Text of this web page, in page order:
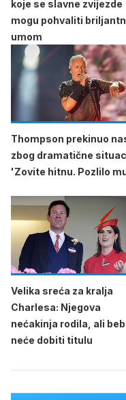
koje se slavne zvijezde
mogu pohvaliti
umom
Thompson prekinuo
zbog dramatične
'Zovite hitnu. Pozlilo
Velika sreća za kralja
Charlesa: Njegova
nećakinja rodila, ali
neće dobiti titulu